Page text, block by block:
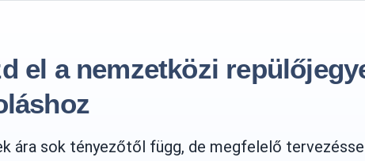
el a nemzetközi
ára sok tényezőtől függ, de megfelelő